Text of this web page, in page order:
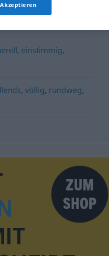
, einstimmig,
,völlig, rundweg,
Akzeptieren